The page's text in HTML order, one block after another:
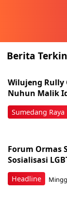
Berita
Sumedang Raya
Wilujeng
Nuhun Malik
Headline
Forum Ormas
Sosialisasi